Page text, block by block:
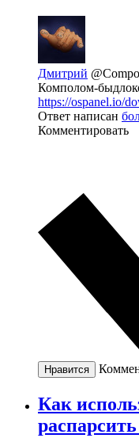
Дмитрий
Комполом-
https://ospanel.io/
Ответ написан
Комментировать
Нравится
Как